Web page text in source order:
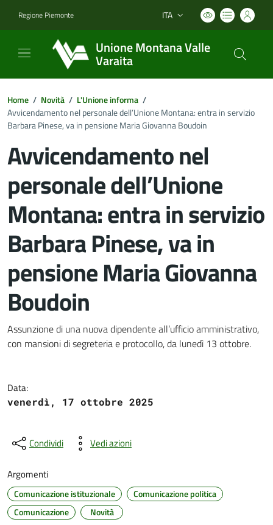
Regione Piemonte Lingua attiva:
ITA
Unione Montana Valle
Varaita
Home / Novità / L'Unione informa /
Avvicendamento nel personale dell’Unione Montana: entra in servizio
Barbara Pinese, va in pensione Maria Giovanna Boudoin
Avvicendamento nel
personale dell’Unione
Montana: entra in servizio
Barbara Pinese, va in
pensione Maria Giovanna
Boudoin
Dettagli del documento
Assunzione di una nuova dipendente all’ufficio amministrativo,
con mansioni di segreteria e protocollo, da lunedì 13 ottobre.
Data:
venerdì, 17 ottobre 2025
Condividi Vedi azioni
Argomenti
Comunicazione istituzionale
Comunicazione politica
Comunicazione
Novità